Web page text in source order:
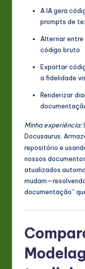
A IA gera
prompts de
Alternar entre
código bruto
Exportar
a fidelidade
Renderizar
Minha experiência:
Docusaurus.
repositório e
nossos
atualizados
documentação”